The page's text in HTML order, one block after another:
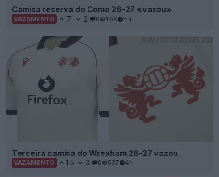
Camisa reserva do Como 26-27 «vazou»
VAZAMENTO 7 2 0 1.6K 4h
Terceira camisa do Wrexham 26-27 vazou
VAZAMENTO 15 3 0 537 4h